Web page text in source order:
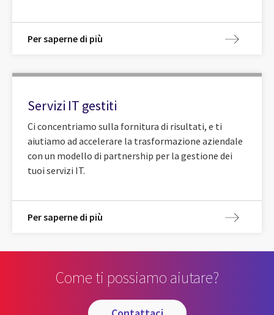
Per saperne di più
Servizi IT gestiti
Ci concentriamo sulla fornitura di risultati, e ti
aiutiamo ad accelerare la trasformazione aziendale
con un modello di partnership per la gestione dei
tuoi servizi IT.
Per saperne di più
Come ti possiamo aiutare?